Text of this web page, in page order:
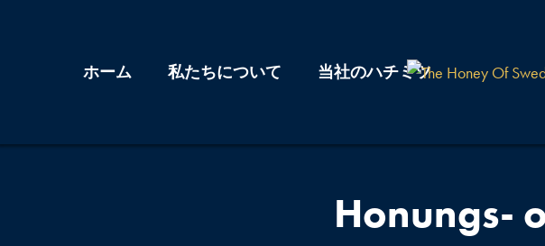
へ
ホーム 私たちについて 当社のハチミツ
Honungs-